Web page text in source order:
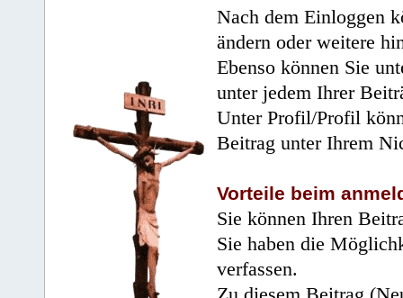
Nach dem Einloggen
ändern oder weitere
Ebenso können Sie
unter jedem Ihrer
Unter Profil/Profil
Beitrag unter Ihrem
Vorteile beim
Sie können Ihren
Sie haben die
verfassen.